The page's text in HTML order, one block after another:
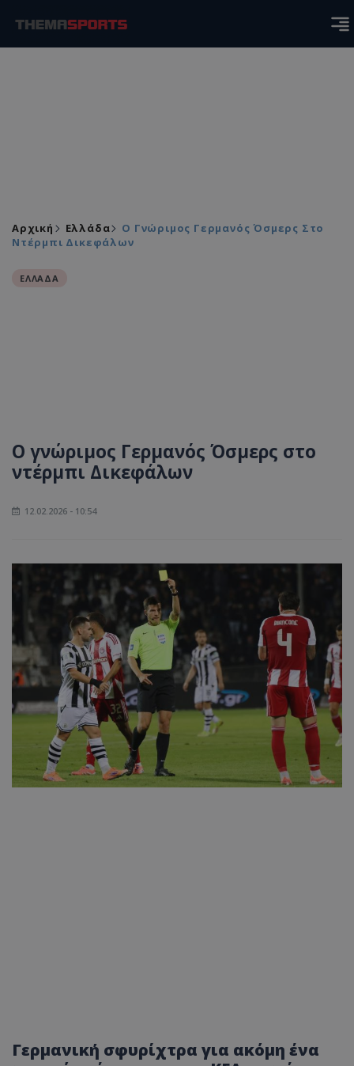
Αρχική Ελλάδα
Ο Γνώριμος Γερμανός Όσμερς Στο
Ντέρμπι Δικεφάλων
ΕΛΛΑΔΑ
Ο γνώριμος Γερμανός Όσμερς στο
ντέρμπι Δικεφάλων
12.02.2026 - 10:54
Γερμανική σφυρίχτρα για ακόμη ένα